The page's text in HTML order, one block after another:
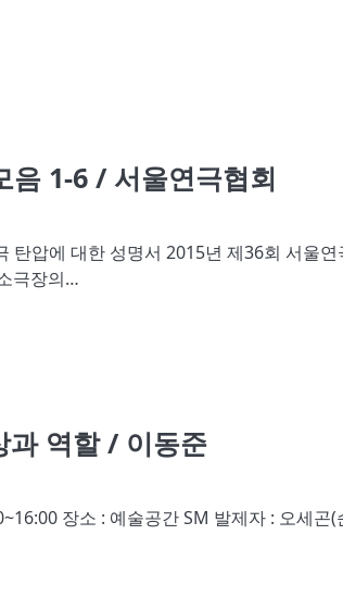
음 1-6 / 서울연극협회
탄압에 대한 성명서 2015년 제36회 서울연
극장의…
과 역할 / 이동준
장소 : 예술공간 SM 발제자 : 오세곤(